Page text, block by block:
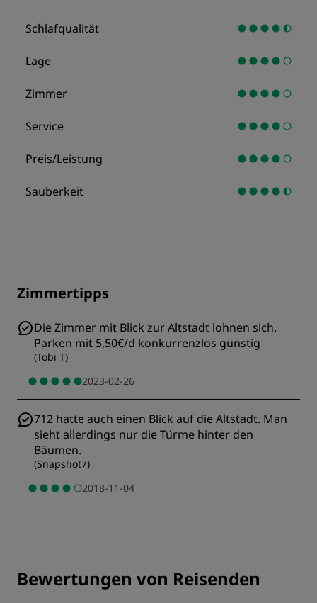
Schlafqualität
Lage
Zimmer
Service
Preis/Leistung
Sauberkeit
Zimmertipps
Die Zimmer mit Blick zur Altstadt lohnen sich.
Parken mit 5,50€/d konkurrenzlos günstig
(Tobi T)
2023-02-26
712 hatte auch einen Blick auf die Altstadt. Man
sieht allerdings nur die Türme hinter den
Bäumen.
(Snapshot7)
2018-11-04
Bewertungen von Reisenden